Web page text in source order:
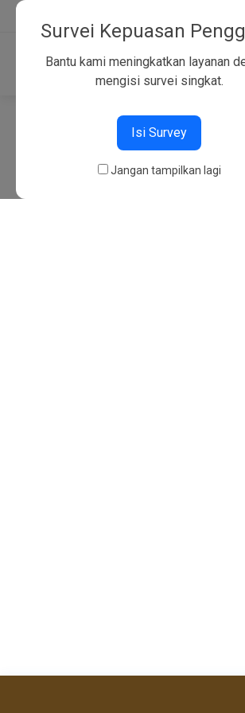
404
Survei Kepuasan
Bantu kami meningkatkan layanan
mengisi survei singkat.
Isi Survey
Jangan tampilkan lagi